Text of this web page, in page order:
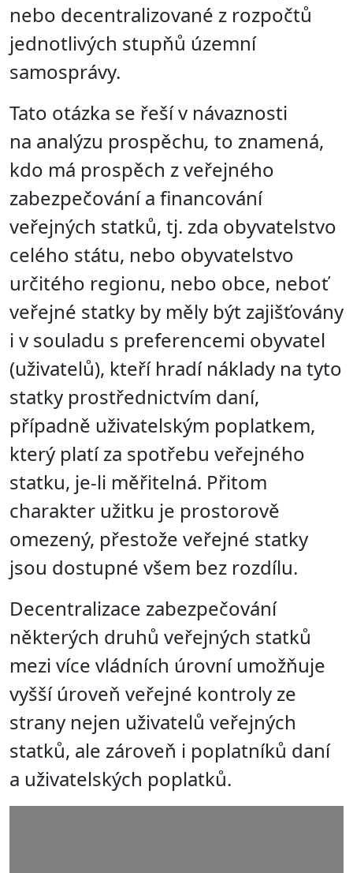
nebo decentralizované z rozpočtů
jednotlivých stupňů územní
samosprávy.
Tato otázka se řeší v návaznosti
na analýzu prospěchu, to znamená,
kdo má prospěch z veřejného
zabezpečování a financování
veřejných statků, tj. zda obyvatelstvo
celého státu, nebo obyvatelstvo
určitého regionu, nebo obce, neboť
veřejné statky by měly být zajišťovány
i v souladu s preferencemi obyvatel
(uživatelů), kteří hradí náklady na tyto
statky prostřednictvím daní,
případně uživatelským poplatkem,
který platí za spotřebu veřejného
statku, je-li měřitelná. Přitom
charakter užitku je prostorově
omezený, přestože veřejné statky
jsou dostupné všem bez rozdílu.
Decentralizace zabezpečování
některých druhů veřejných statků
mezi více vládních úrovní umožňuje
vyšší úroveň veřejné kontroly ze
strany nejen uživatelů veřejných
statků, ale zároveň i poplatníků daní
a uživatelských poplatků.